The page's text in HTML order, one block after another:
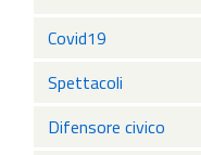
Covid19
Spettacoli
Difensore civico